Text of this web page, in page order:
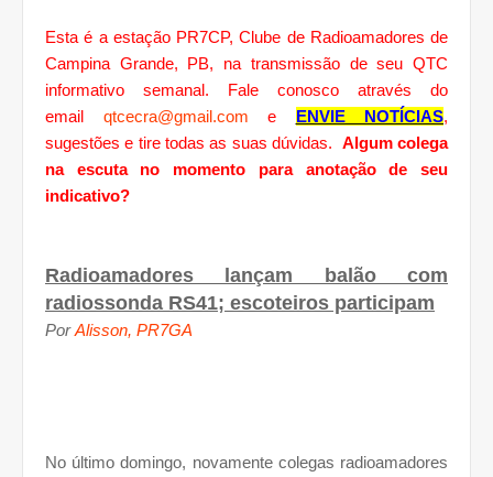
Esta é a estação PR7CP, Clube de Radioamadores de
Campina Grande, PB, na transmissão de seu QTC
informativo semanal. Fale conosco através do
email qtcecra@gmail.com e ENVIE NOTÍCIAS,
sugestões e tire todas as suas dúvidas. Algum colega
na escuta no momento para anotação de seu
indicativo?
Radioamadores lançam balão com
radiossonda RS41; escoteiros participam
PorAlisson, PR7GA
No último domingo, novamente colegas radioamadores